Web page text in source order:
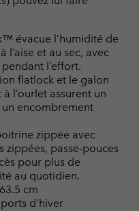
évacue l’humidité de
l’aise et au sec, avec
l’effort.
flatlock et le galon
l’ourlet assurent un
encombrement
zippée avec
zippées, passe-pouces
pour plus de
au quotidien.
cm
d’hiver